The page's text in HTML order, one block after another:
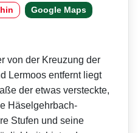
Google Maps
von der Kreuzung der
Lermoos entfernt liegt
der etwas versteckte,
Häselgehrbach-
Stufen und seine